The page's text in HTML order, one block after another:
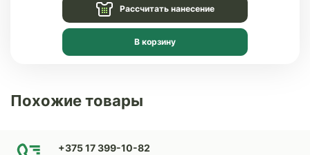
Рассчитать нанесение
В корзину
Похожие товары
+375 17 399-10-82